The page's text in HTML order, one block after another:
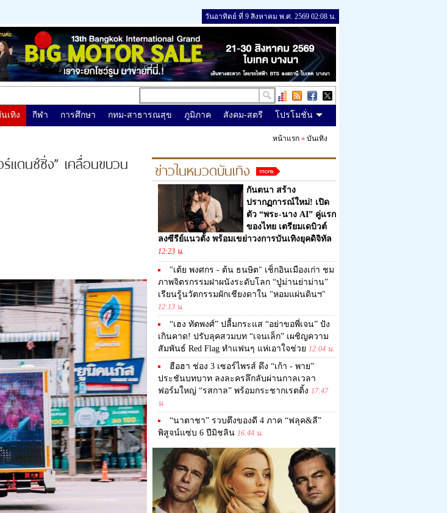
วันอาทิตย์ ที่ 9 สิงหาคม พ.ศ. 2569 02:08 น.
เทิง กีฬา การศึกษา กทม-สาธารณสุข ภูมิภาค สังคม-สตรี โปรโมชั่น
แดนซ์ซิ่ง” เคลื่อนขบวน
หน้าแรก » บันเทิง
ข่าวในหมวดบันเทิง
กันตนา สร้าง
ปรากฏการณ์ใหม่! เปิด
ตัว “พระ-นาง AI” คู่แรก
ของไทย เตรียมเดบิวต์
ลงซีรีย์แนวตั้ง พร้อมเขย่าวงการบันเทิงยุคดิจิทัล
12:23 น.
"เต้ย พงศกร - ต้น ธนษิต" เช็กอินเมืองเก่า ชม
ภาพจิตรกรรมฝาผนังระดับโลก “ปู่ม่านย่าม่าน”
เรียนรู้นวัตกรรมผักเชียงดาใน "หอมแผ่นดินฯ"
12:13 น.
“เฮง ทัตพงศ์” ปลื้มกระแส “อย่าขอพี่เจน” ปัง
เกินคาด! ปรับลุคสวมบท “เจนเล็ก” เผชิญความ
สัมพันธ์ Red Flag ทำแฟนๆ แห่เอาใจช่วย 12:04 น.
ฮือฮา ช่อง 3 เซอร์ไพรส์ ดึง “เก้า - พาย”
ประชันบทบาท ลงละครลึกลับผ่านกาลเวลา
ฟอร์มใหญ่ “รสกาล” พร้อมกระชากเรตติ้ง 17:47
น.
“นาตาชา” รวบตึงของดี 4 ภาค “ฟลุค&ลี”
พิสูจน์แซ่บ 6 ปีมิชลิน 16:44 น.